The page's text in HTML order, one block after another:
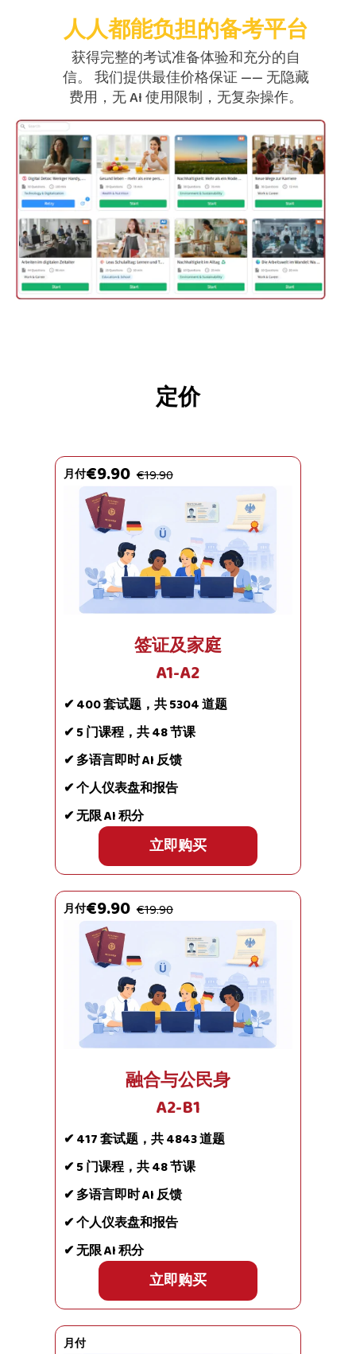
人人都能负担的备考平台
获得完整的考试准备体验和充分的自
信。 我们提供最佳价格保证 —— 无隐藏
费用，无 AI 使用限制，无复杂操作。
定价
月付€9.90 €19.90
签证及家庭
A1-A2
✔ 400 套试题，共 5304 道题
✔ 5 门课程，共 48 节课
✔ 多语言即时 AI 反馈
✔ 个人仪表盘和报告
✔ 无限 AI 积分
立即购买
月付€9.90 €19.90
融合与公民身
A2-B1
✔ 417 套试题，共 4843 道题
✔ 5 门课程，共 48 节课
✔ 多语言即时 AI 反馈
✔ 个人仪表盘和报告
✔ 无限 AI 积分
立即购买
月付